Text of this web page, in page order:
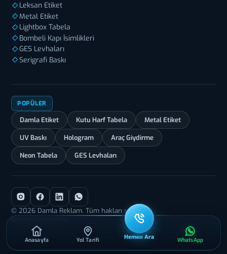
Leksan Etiket
Metal Etiket
Lightbox Tabela
Bombeli Kapı İsimlikleri
GES Levhaları
Serigrafi Baskı
POPÜLER
Damla Etiket Kutu Harf Tabela Metal Etiket
UV Baskı Hologram Araç Giydirme
Neon Tabela GES Levhaları
© 2026 Damla Reklam. Tüm hakları saklıdır.
Gizlilik
Anasayfa Yol Tarifi Hemen Ara WhatsApp